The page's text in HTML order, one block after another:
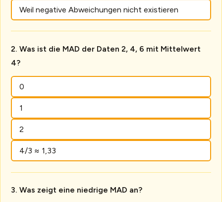
Weil negative Abweichungen nicht existieren
Was ist die MAD der Daten 2, 4, 6 mit Mittelwert
4?
0
1
2
4/3 ≈ 1,33
Was zeigt eine niedrige MAD an?